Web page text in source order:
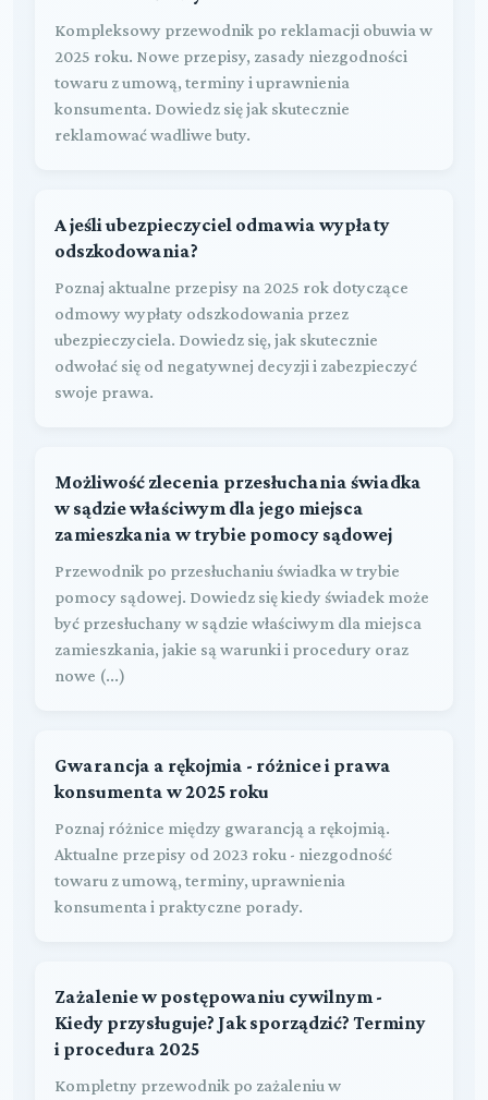
Kompleksowy przewodnik po reklamacji obuwia w
2025 roku. Nowe przepisy, zasady niezgodności
towaru z umową, terminy i uprawnienia
konsumenta. Dowiedz się jak skutecznie
reklamować wadliwe buty.
A jeśli ubezpieczyciel odmawia wypłaty
odszkodowania?
Poznaj aktualne przepisy na 2025 rok dotyczące
odmowy wypłaty odszkodowania przez
ubezpieczyciela. Dowiedz się, jak skutecznie
odwołać się od negatywnej decyzji i zabezpieczyć
swoje prawa.
Możliwość zlecenia przesłuchania świadka
w sądzie właściwym dla jego miejsca
zamieszkania w trybie pomocy sądowej
Przewodnik po przesłuchaniu świadka w trybie
pomocy sądowej. Dowiedz się kiedy świadek może
być przesłuchany w sądzie właściwym dla miejsca
zamieszkania, jakie są warunki i procedury oraz
nowe (...)
Gwarancja a rękojmia - różnice i prawa
konsumenta w 2025 roku
Poznaj różnice między gwarancją a rękojmią.
Aktualne przepisy od 2023 roku - niezgodność
towaru z umową, terminy, uprawnienia
konsumenta i praktyczne porady.
Zażalenie w postępowaniu cywilnym -
Kiedy przysługuje? Jak sporządzić? Terminy
i procedura 2025
Kompletny przewodnik po zażaleniu w